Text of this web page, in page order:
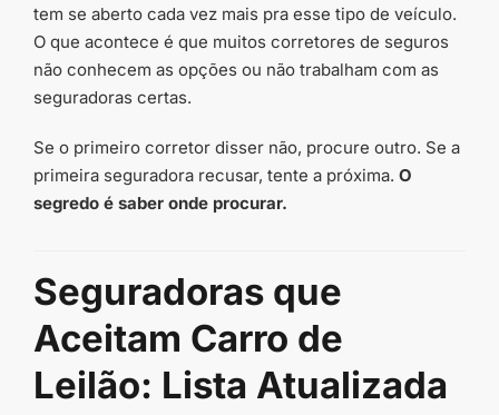
tem se aberto cada vez mais pra esse tipo de veículo.
O que acontece é que muitos corretores de seguros
não conhecem as opções ou não trabalham com as
seguradoras certas.
Se o primeiro corretor disser não, procure outro. Se a
primeira seguradora recusar, tente a próxima. O
segredo é saber onde procurar.
Seguradoras que
Aceitam Carro de
Leilão: Lista Atualizada